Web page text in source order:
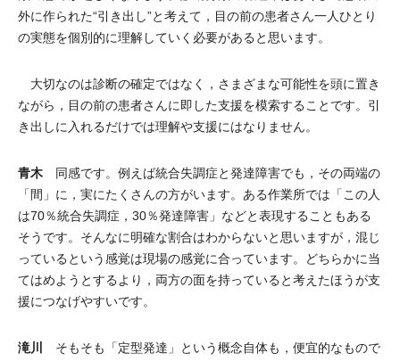
外に作られた“引き出し”と考えて，目の前の患者さん一人ひとり
の実態を個別的に理解していく必要があると思います。
大切なのは診断の確定ではなく，さまざまな可能性を頭に置き
ながら，目の前の患者さんに即した支援を模索することです。引
き出しに入れるだけでは理解や支援にはなりません。
青木 同感です。例えば統合失調症と発達障害でも，その両端の
「間」に，実にたくさんの方がいます。ある作業所では「この人
は70％統合失調症，30％発達障害」などと表現することもある
そうです。そんなに明確な割合はわからないと思いますが，混じ
っているという感覚は現場の感覚に合っています。どちらかに当
てはめようとするより，両方の面を持っていると考えたほうが支
援につなげやすいです。
滝川 そもそも「定型発達」という概念自体も，便宜的なもので